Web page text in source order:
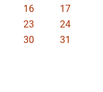
16
17
23
24
30
31